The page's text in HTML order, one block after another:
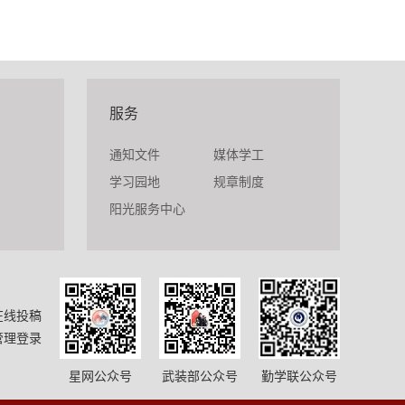
服务
通知文件
媒体学工
学习园地
规章制度
阳光服务中心
星网公众号 武装部公众号 勤学联公众号
线投稿
理登录